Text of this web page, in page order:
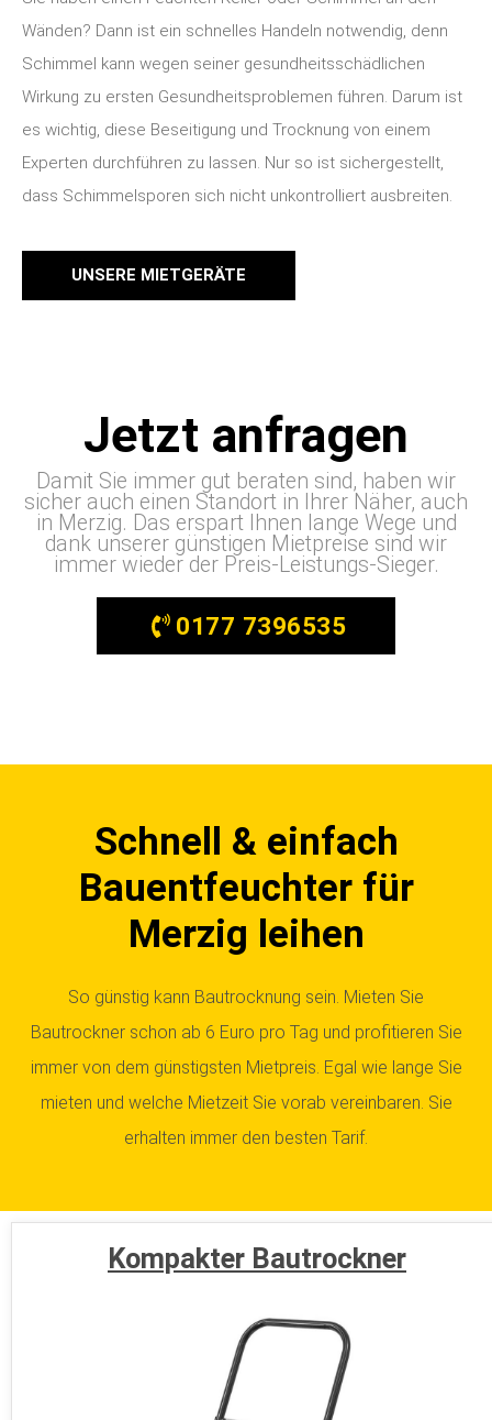
Wänden? Dann ist ein schnelles Handeln notwendig, denn
Schimmel kann wegen seiner gesundheitsschädlichen
Wirkung zu ersten Gesundheitsproblemen führen. Darum ist
es wichtig, diese Beseitigung und Trocknung von einem
Experten durchführen zu lassen. Nur so ist sichergestellt,
dass Schimmelsporen sich nicht unkontrolliert ausbreiten.
UNSERE MIETGERÄTE
Jetzt anfragen
Damit Sie immer gut beraten sind, haben wir
sicher auch einen Standort in Ihrer Näher, auch
in Merzig. Das erspart Ihnen lange Wege und
dank unserer günstigen Mietpreise sind wir
immer wieder der Preis-Leistungs-Sieger.
0177 7396535
Schnell & einfach
Bauentfeuchter für
Merzig leihen
So günstig kann Bautrocknung sein. Mieten Sie
Bautrockner schon ab 6 Euro pro Tag und profitieren Sie
immer von dem günstigsten Mietpreis. Egal wie lange Sie
mieten und welche Mietzeit Sie vorab vereinbaren. Sie
erhalten immer den besten Tarif.
Kompakter Bautrockner